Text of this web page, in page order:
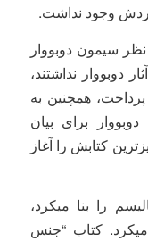
وجود نداشت.
سیمون دوبووار
دوبووار نداشتند،
همچنین به
برای بیان
کتابش را آغاز
را بنا میکرد،
کتاب “جنس